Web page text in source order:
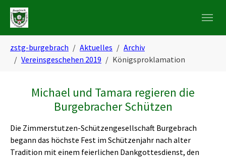
Skip to main navigation
Zum Hauptinhalt springen
Skip to page footer
zstg-burgebrach Aktuelles
Archiv
Vereinsgeschehen 2019
Königsproklamation
Michael und Tamara regieren die
Burgebracher Schützen
Die Zimmerstutzen-Schützengesellschaft Burgebrach
begann das höchste Fest im Schützenjahr nach alter
Tradition mit einem feierlichen Dankgottesdienst, den